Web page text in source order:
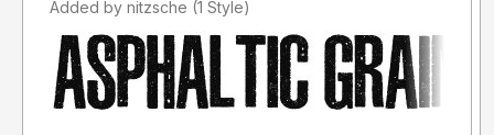
Added by nitzsche (1 Style)